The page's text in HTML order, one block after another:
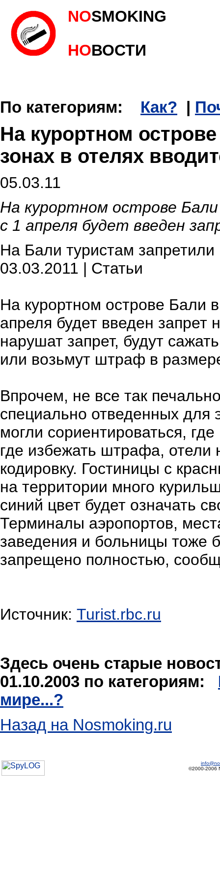
NOSMOKING
НОВОСТИ
По категориям: Как?
На курортном
зонах в отелях
05.03.11
На курортном острове
с 1 апреля будет введен
На Бали туристам запретили
03.03.2011 | Статьи
На курортном острове Бали
апреля будет введен запрет
нарушат запрет, будут
или возьмут штраф в
Впрочем, не все так
специально отведенных
могли сориентироваться,
где избежать штрафа, отели
кодировку. Гостиницы с
на территории много
синий цвет будет означать
Терминалы аэропортов,
заведения и больницы тоже
запрещено полностью,
Источник: Turist.rbc.ru
Здесь очень старые
01.10.2003 по категориям:
мире...?
Назад на Nosmoking.ru
©2000-2006